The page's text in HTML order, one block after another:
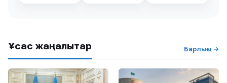
Ұқсас жаңалықтар Барлығы →